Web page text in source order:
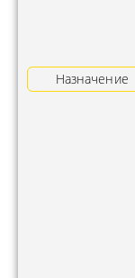
Назначение